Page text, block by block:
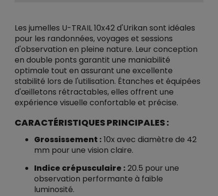
Les jumelles U-TRAIL 10x42 d'Urikan sont idéales
pour les randonnées, voyages et sessions
d'observation en pleine nature. Leur conception
en double ponts garantit une maniabilité
optimale tout en assurant une excellente
stabilité lors de l'utilisation. Étanches et équipées
d'œilletons rétractables, elles offrent une
expérience visuelle confortable et précise.
CARACTÉRISTIQUES PRINCIPALES :
Grossissement : 10x avec diamètre de 42
mm pour une vision claire.
Indice crépusculaire : 20.5 pour une
observation performante à faible
luminosité.